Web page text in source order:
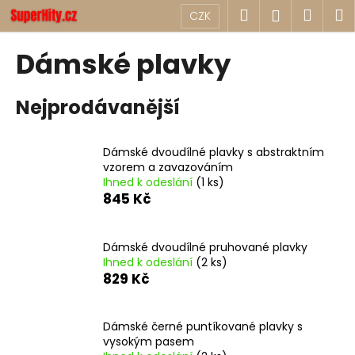
Přejít
na
obsah
CZK Hledat
Dámské plavky
Nejprodávanější
Dámské dvoudílné plavky s abstraktním
vzorem a zavazováním
Ihned k odeslání (1 ks)
845 Kč
Dámské dvoudílné pruhované plavky
Ihned k odeslání (2 ks)
829 Kč
Dámské černé puntíkované plavky s
vysokým pasem
K
o
o